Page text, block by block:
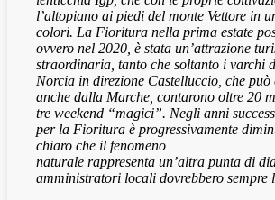
l’altopiano ai piedi del monte Vettore in
colori. La Fioritura nella prima estate
ovvero nel 2020, è stata un’attrazione
straordinaria, tanto che soltanto i varchi
Norcia in direzione Castelluccio, che può
anche dalla Marche, contarono oltre 20
tre weekend “magici”. Negli anni
per la Fioritura è progressivamente
chiaro che il fenomeno
naturale rappresenta un’altra punta di
amministratori locali dovrebbero sempre